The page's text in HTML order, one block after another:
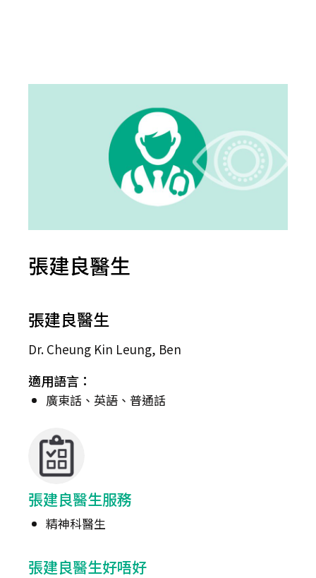
張建良醫生
張建良醫生
Dr. Cheung Kin Leung, Ben
適用語言：
廣東話、英語、普通話
張建良醫生服務
精神科醫生
張建良醫生好唔好